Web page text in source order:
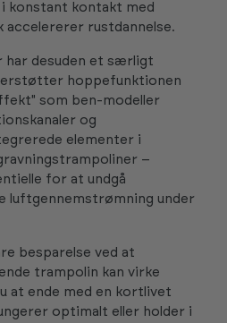
konstant kontakt med
accelererer rustdannelse.
har desuden et særligt
hoppefunktionen
som ben-modeller
og
elementer i
–
for at undgå
luftgennemstrømning under
besparelse ved at
trampolin kan virke
at ende med en kortlivet
optimalt eller holder i